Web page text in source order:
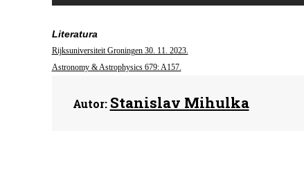
Literatura
Rijksuniversiteit Groningen 30. 11. 2023.
Astronomy & Astrophysics 679: A157.
Autor: Stanislav Mihulka